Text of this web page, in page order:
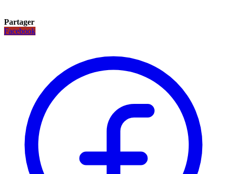
Partager
Facebook